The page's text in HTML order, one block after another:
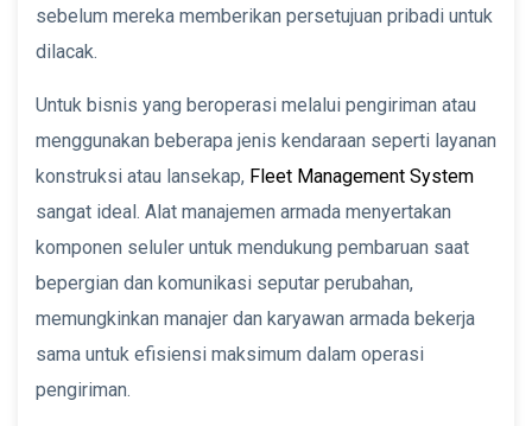
sebelum mereka memberikan persetujuan pribadi untuk
dilacak.
Untuk bisnis yang beroperasi melalui pengiriman atau
menggunakan beberapa jenis kendaraan seperti layanan
konstruksi atau lansekap, Fleet Management System
sangat ideal. Alat manajemen armada menyertakan
komponen seluler untuk mendukung pembaruan saat
bepergian dan komunikasi seputar perubahan,
memungkinkan manajer dan karyawan armada bekerja
sama untuk efisiensi maksimum dalam operasi
pengiriman.